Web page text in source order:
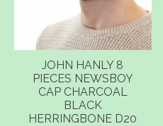
JOHN HANLY 8
PIECES NEWSBOY
CAP CHARCOAL
BLACK
HERRINGBONE D20